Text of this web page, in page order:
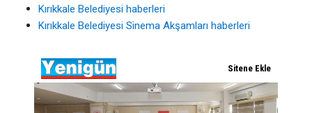
Kırıkkale Belediyesi haberleri
Kırıkkale Belediyesi Sinema Akşamları haberleri